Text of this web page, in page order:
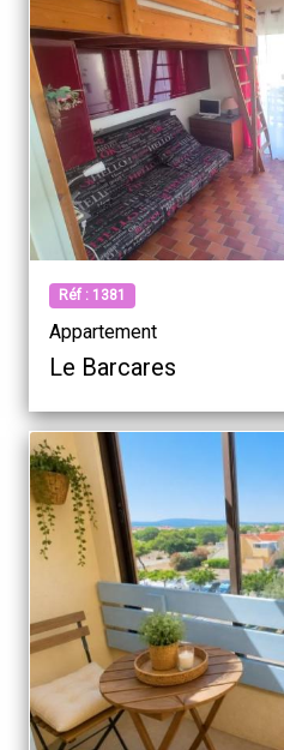
Réf : 1381
Appartement
Le Barcares